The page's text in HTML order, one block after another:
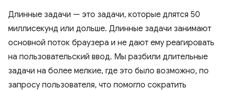
Длинные задачи — это задачи, которые длятся 50
миллисекунд или дольше. Длинные задачи занимают
основной поток браузера и не дают ему реагировать
на пользовательский ввод. Мы разбили длительные
задачи на более мелкие, где это было возможно, по
запросу пользователя, что помогло сократить